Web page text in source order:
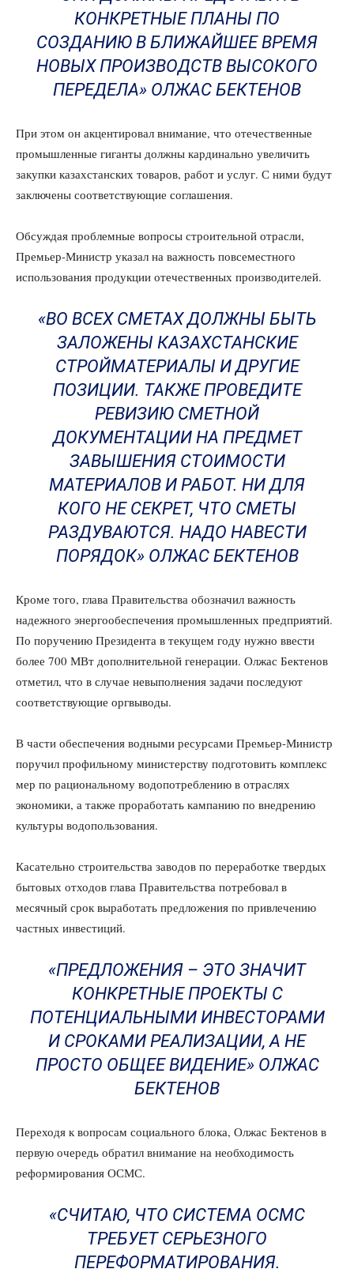
КОНКРЕТНЫЕ ПЛАНЫ ПО
СОЗДАНИЮ В БЛИЖАЙШЕЕ ВРЕМЯ
НОВЫХ ПРОИЗВОДСТВ ВЫСОКОГО
ПЕРЕДЕЛА» ОЛЖАС БЕКТЕНОВ
При этом он акцентировал внимание, что отечественные
промышленные гиганты должны кардинально увеличить
закупки казахстанских товаров, работ и услуг. С ними будут
заключены соответствующие соглашения.
Обсуждая проблемные вопросы строительной отрасли,
Премьер-Министр указал на важность повсеместного
использования продукции отечественных производителей.
«ВО ВСЕХ СМЕТАХ ДОЛЖНЫ БЫТЬ
ЗАЛОЖЕНЫ КАЗАХСТАНСКИЕ
СТРОЙМАТЕРИАЛЫ И ДРУГИЕ
ПОЗИЦИИ. ТАКЖЕ ПРОВЕДИТЕ
РЕВИЗИЮ СМЕТНОЙ
ДОКУМЕНТАЦИИ НА ПРЕДМЕТ
ЗАВЫШЕНИЯ СТОИМОСТИ
МАТЕРИАЛОВ И РАБОТ. НИ ДЛЯ
КОГО НЕ СЕКРЕТ, ЧТО СМЕТЫ
РАЗДУВАЮТСЯ. НАДО НАВЕСТИ
ПОРЯДОК» ОЛЖАС БЕКТЕНОВ
Кроме того, глава Правительства обозначил важность
надежного энергообеспечения промышленных предприятий.
По поручению Президента в текущем году нужно ввести
более 700 МВт дополнительной генерации. Олжас Бектенов
отметил, что в случае невыполнения задачи последуют
соответствующие оргвыводы.
В части обеспечения водными ресурсами Премьер-Министр
поручил профильному министерству подготовить комплекс
мер по рациональному водопотреблению в отраслях
экономики, а также проработать кампанию по внедрению
культуры водопользования.
Касательно строительства заводов по переработке твердых
бытовых отходов глава Правительства потребовал в
месячный срок выработать предложения по привлечению
частных инвестиций.
«ПРЕДЛОЖЕНИЯ – ЭТО ЗНАЧИТ
КОНКРЕТНЫЕ ПРОЕКТЫ С
ПОТЕНЦИАЛЬНЫМИ ИНВЕСТОРАМИ
И СРОКАМИ РЕАЛИЗАЦИИ, А НЕ
ПРОСТО ОБЩЕЕ ВИДЕНИЕ» ОЛЖАС
БЕКТЕНОВ
Переходя к вопросам социального блока, Олжас Бектенов в
первую очередь обратил внимание на необходимость
реформирования ОСМС.
«СЧИТАЮ, ЧТО СИСТЕМА ОСМС
ТРЕБУЕТ СЕРЬЕЗНОГО
ПЕРЕФОРМАТИРОВАНИЯ.